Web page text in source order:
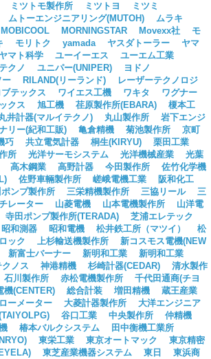
ミツトモ製作所 ミツトヨ
ミツミ
ムトーエンジニアリング(MUTOH)
ムラキ
MOBICOOL MORNINGSTAR Movexx社
モ
モリトク yamada ヤスダトーラー
ヤマ
ヤマト科学 ユーイーエス
ユーエム工業
クノ ユニパー(UNIPER)
ヨドノ
ー RILAND(リーランド)
レーザーテクノロジ
ブテックス ワイエス工機 ワキタ
ワグナー
クス 旭工機 荏原製作所(EBARA)
榎本工
井計器(マルイテクノ) 丸山製作所
岩下エンジ
リー(紀和工販) 亀倉精機 菊池製作所
京町
巧 共立電気計器 桐生(KIRYU)
栗田工業
所 光洋サーモシステム 光洋機械産業
光葉
高木鋼業 高野計器 今田製作所
佐竹化学機
佐野車輛製作所 嵯峨電機工業
阪和化工
ンプ製作所 三栄精機製作所 三協リール
三
レーター 山菱電機 山本電機製作所
山洋電
寺田ポンプ製作所(TERADA)
芝浦エレテック
昭和測器 昭和電機 松井鉄工所（マツイ）
松
ック 上杉輸送機製作所
新コスモス電機(NEW
新富士バーナー 新明和工業
新明和工業
ノス 神港精機 杉崎計器(CEDAR)
清水製作
石川製作所 赤松電機製作所
千代田通商(チヨ
機(CENTER) 総合計装 増田精機
蔵王産業
ーメーター 大菱計器製作所
大洋エンジニア
谷口工業 中央製作所
仲精機
椿本バルクシステム
田中衡機工業所
東栄工業 東京オートマック
東京精密
東芝産業機器システム 東日
東浜商